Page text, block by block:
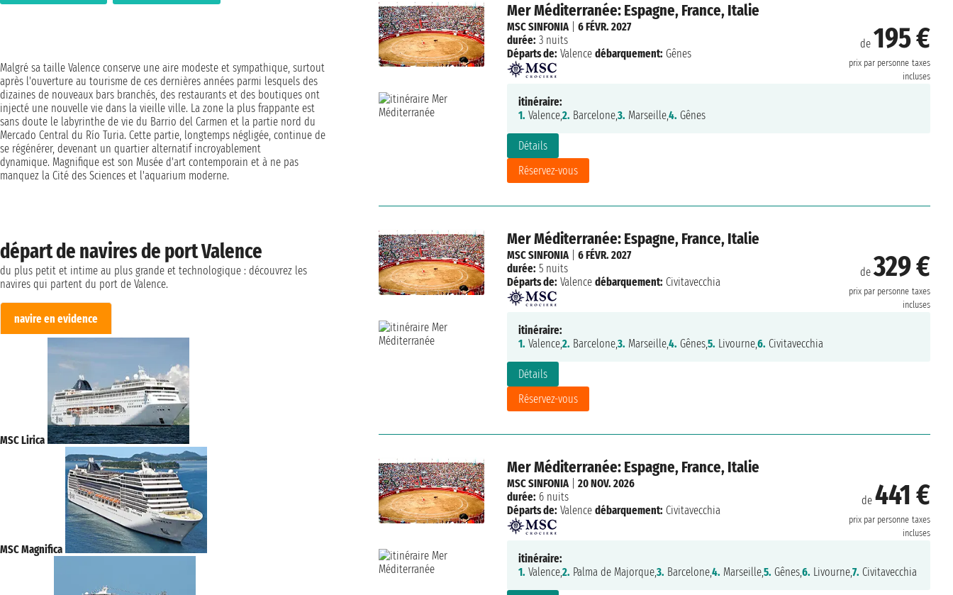
Mer Méditerranée: Espagne, France, Italie
de 195 €
prix par personne taxes
incluses
Détails
Réservez-vous
MSC SINFONIA| 6 FÉVR. 2027
durée: 3 nuits
Départs de: Valence débarquement: Gênes
itinéraire:
1. Valence,2. Barcelone,3. Marseille,4. Gênes
Mer Méditerranée: Espagne, France, Italie
de329 €
prix par personne taxes
incluses
Détails
Réservez-vous
MSC SINFONIA| 6 FÉVR. 2027
durée: 5 nuits
Départs de: Valence débarquement: Civitavecchia
itinéraire:
1. Valence,2. Barcelone,3. Marseille,4. Gênes,5. Livourne,6. Civitavecchia
Mer Méditerranée: Espagne, France, Italie
de 441 €
prix par personne taxes
incluses
MSC SINFONIA| 20 NOV. 2026
durée: 6 nuits
Départs de: Valence débarquement: Civitavecchia
itinéraire:
1. Valence,2. Palma de Majorque,3. Barcelone,4. Marseille,5. Gênes,6. Livourne,7. Civitavecchia
Malgré sa taille Valence conserve une aire modeste et sympathique, surtout
après l'ouverture au tourisme de ces dernières années parmi lesquels des
dizaines de nouveaux bars branchés, des restaurants et des boutiques ont
injecté une nouvelle vie dans la vieille ville. La zone la plus frappante est
sans doute le labyrinthe de vie du Barrio del Carmen et la partie nord du
Mercado Central du Río Turia. Cette partie, longtemps négligée, continue de
se régénérer, devenant un quartier alternatif incroyablement
dynamique. Magnifique est son Musée d'art contemporain et à ne pas
manquez la Cité des Sciences et l'aquarium moderne.
départ de navires de port Valence
du plus petit et intime au plus grande et technologique : découvrez les
navires qui partent du port de Valence.
navire en evidence
MSC Lirica
MSC Magnifica